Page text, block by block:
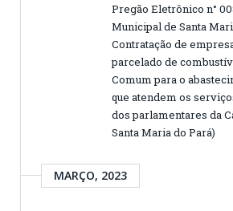
Pregão Eletrônico n°
Municipal de Santa
Contratação de
parcelado de
Comum para o
que atendem os
dos parlamentares da
Santa Maria do Pará)
MARÇO, 2023